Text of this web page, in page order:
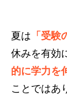
夏は 「受験
休みを有効
的に学力を
ことではあ